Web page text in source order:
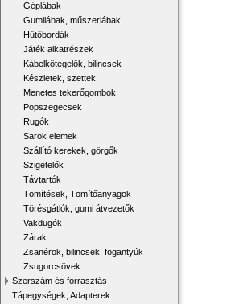
Géplábak
Gumilábak, műszerlábak
Hűtőbordák
Játék alkatrészek
Kábelkötegelők, bilincsek
Készletek, szettek
Menetes tekerőgombok
Popszegecsek
Rugók
Sarok elemek
Szállító kerekek, görgők
Szigetelők
Távtartók
Tömítések, Tömítőanyagok
Törésgátlók, gumi átvezetők
Vakdugók
Zárak
Zsanérok, bilincsek, fogantyúk
Zsugorcsövek
Szerszám és forrasztás
Tápegységek, Adapterek